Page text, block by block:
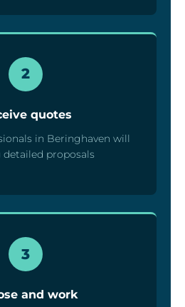
2
quotes
in Beringhaven will
detailed proposals
3
and work